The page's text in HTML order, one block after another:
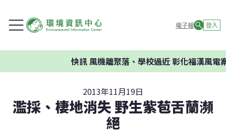
電子報 登入
快訊風機離聚落、學校過近 彰化福漢風電案
2013年11月19日
濫採、棲地消失 野生紫苞舌蘭瀕
絕